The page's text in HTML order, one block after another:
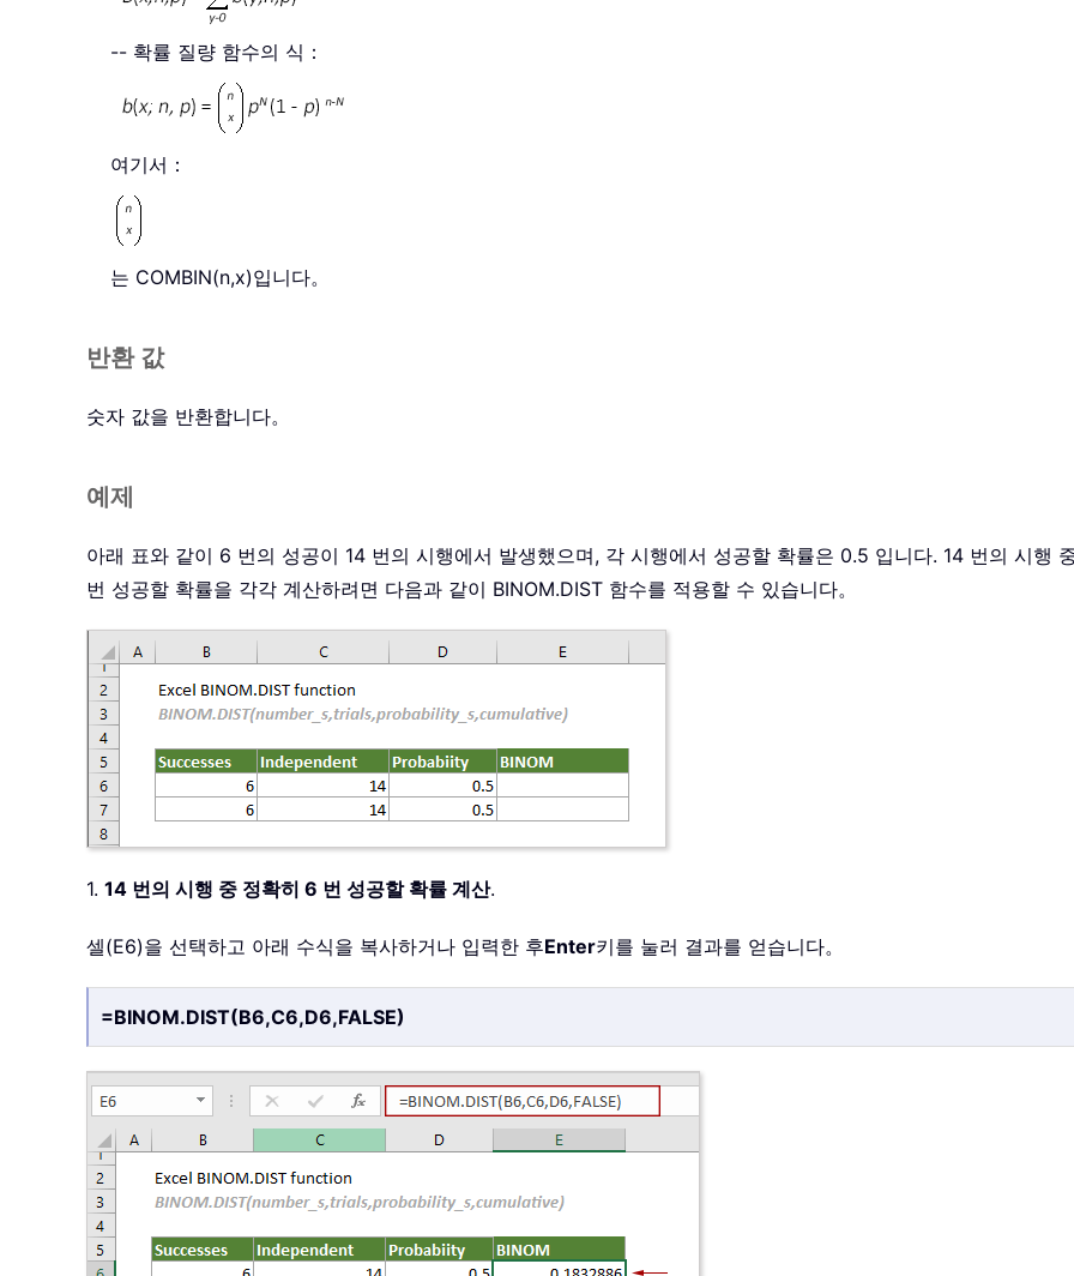
-- 확률 질량 함수의 식：
여기서：
는 COMBIN(n,x)입니다。
반환 값
숫자 값을 반환합니다。
예제
아래 표와 같이 6 번의 성공이 14 번의 시행에서 발생했으며, 각 시행에서 성공할 확률은 0.5 입니다. 14 번의 시행
번 성공할 확률을 각각 계산하려면 다음과 같이 BINOM.DIST 함수를 적용할 수 있습니다。
1. 14 번의 시행 중 정확히 6 번 성공할 확률 계산.
셀(E6)을 선택하고 아래 수식을 복사하거나 입력한 후Enter키를 눌러 결과를 얻습니다。
=BINOM.DIST(B6,C6,D6,FALSE)